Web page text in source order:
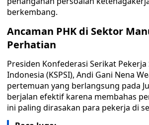
berkembang.
Ancaman PHK di Sektor
Perhatian
Presiden Konfederasi Serikat Pekerja
Indonesia (KSPSI), Andi Gani Nena
pertemuan yang berlangsung pada
berjalan efektif karena membahas
ini paling dirasakan para pekerja di